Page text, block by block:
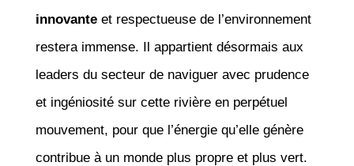
innovanteet respectueuse de l’environnement
restera immense. Il appartient désormais aux
leaders du secteur de naviguer avec prudence
et ingéniosité sur cette rivière en perpétuel
mouvement, pour que l’énergie qu’elle génère
contribue à un monde plus propre et plus vert.